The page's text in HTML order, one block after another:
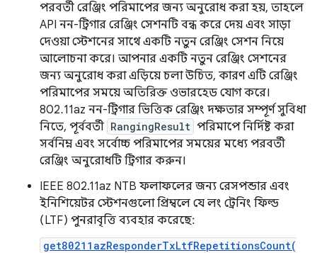
পরবর্তী রেঞ্জিং পরিমাপের জন্য অনুরোধ করা হয়, তাহলে
API নন-ট্রিগার রেঞ্জিং সেশনটি বন্ধ করে দেয় এবং সাড়া
দেওয়া স্টেশনের সাথে একটি নতুন রেঞ্জিং সেশন নিয়ে
আলোচনা করে। আপনার একটি নতুন রেঞ্জিং সেশনের
জন্য অনুরোধ করা এড়িয়ে চলা উচিত, কারণ এটি রেঞ্জিং
পরিমাপের সময়ে অতিরিক্ত ওভারহেড যোগ করে।
802.11az নন-ট্রিগার ভিত্তিক রেঞ্জিং দক্ষতার সম্পূর্ণ সুবিধা
নিতে, পূর্ববর্তী RangingResult পরিমাপে নির্দিষ্ট করা
সর্বনিম্ন এবং সর্বোচ্চ পরিমাপের সময়ের মধ্যে পরবর্তী
রেঞ্জিং অনুরোধটি ট্রিগার করুন।
IEEE 802.11az NTB ফলাফলের জন্য রেসপন্ডার এবং
ইনিশিয়েটর স্টেশনগুলো প্রিম্বলে যে লং ট্রেনিং ফিল্ড
(LTF) পুনরাবৃত্তি ব্যবহার করেছে:
get80211azResponderTxLtfRepetitionsCount(